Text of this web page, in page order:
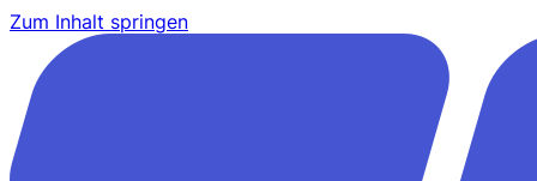
Zum Inhalt springen